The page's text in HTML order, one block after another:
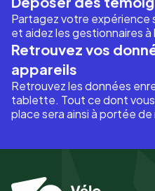
Partagez votre expérience
et aidez les gestionnaires à
Retrouvez vos
appareils
Retrouvez les données
tablette. Tout ce dont
place sera ainsi à portée de